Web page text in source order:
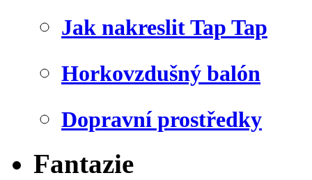
Jak nakreslit Tap Tap
Horkovzdušný balón
Dopravní prostředky
Fantazie